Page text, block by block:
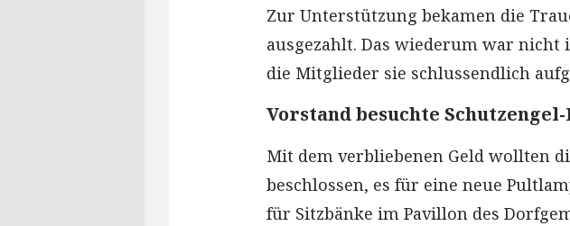
Zur Unterstützung bekamen die
ausgezahlt. Das wiederum war nicht
die Mitglieder sie schlussendlich
Vorstand besuchte
Mit dem verbliebenen Geld wollten
beschlossen, es für eine neue
für Sitzbänke im Pavillon des